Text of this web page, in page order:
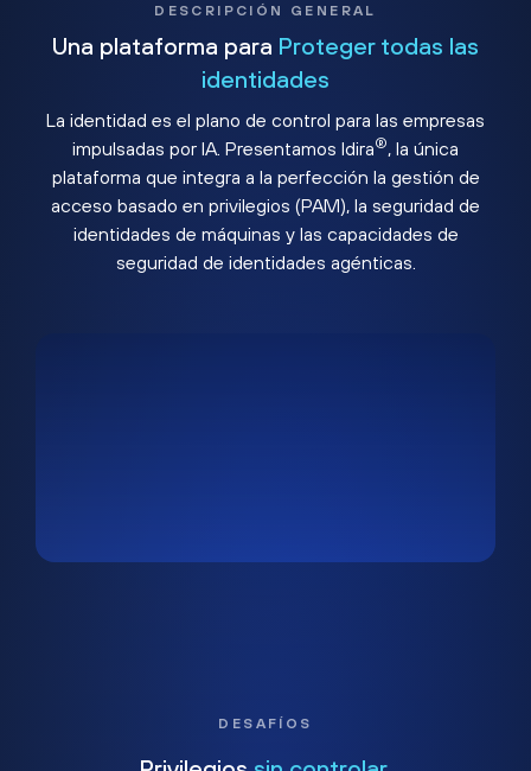
DESCRIPCIÓN GENERAL
Una plataforma para Proteger todas las
identidades
La identidad es el plano de control para las empresas
impulsadas por IA. Presentamos Idira®, la única
plataforma que integra a la perfección la gestión de
acceso basado en privilegios (PAM), la seguridad de
identidades de máquinas y las capacidades de
seguridad de identidades agénticas.
DESAFÍOS